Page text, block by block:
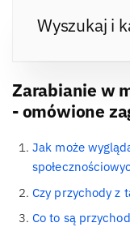
Wyszukaj i
Zarabianie w
- omówione
Jak może
Czy przychody z
Co to są